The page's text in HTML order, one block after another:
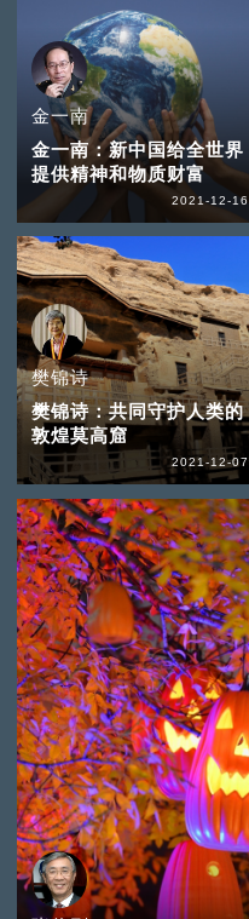
金一南
金一南：新中国给全世界
提供精神和物质财富
2021-12-16
樊锦诗
樊锦诗：共同守护人类的
敦煌莫高窟
2021-12-07